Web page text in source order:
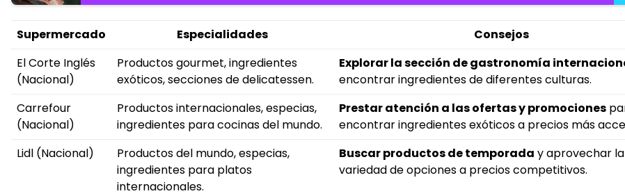
Supermercado Especialidades
Consejos
El Corte Inglés
(Nacional)
Productos gourmet, ingredientes
exóticos, secciones de delicatessen.
Explorar la sección de gastronomía
encontrar ingredientes de diferentes culturas.
Carrefour
(Nacional)
Productos internacionales, especias,
ingredientes para cocinas del mundo.
Prestar atención a las ofertas y promociones
encontrar ingredientes exóticos a precios más
Lidl (Nacional)
Productos del mundo, especias,
ingredientes para platos
internacionales.
Buscar productos de temporada y aprovechar la
variedad de opciones a precios competitivos.